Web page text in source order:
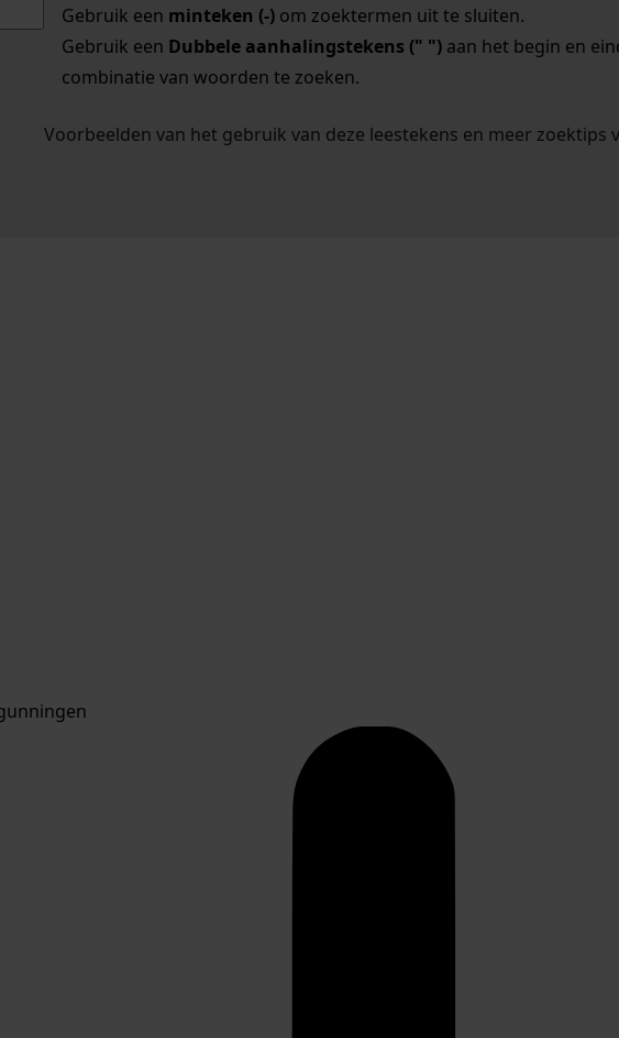
Gebruik een minteken (-)om zoektermen uit te sluiten.
Gebruik een Dubbele aanhalingstekens (" ")aan het begin en
combinatie van woorden te zoeken.
Voorbeelden van het gebruik van deze leestekens en meer zoektips